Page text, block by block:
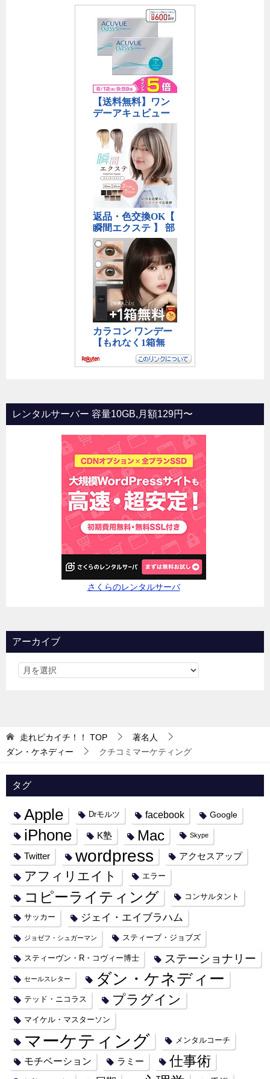
レンタルサーバー 容量10GB,月額129円〜
さくらのレンタルサーバ
アーカイブ
走れピカイチ！！ TOP
著名人
ダン・ケネディー
クチコミマーケティング
タグ
Apple Drモルツ facebook Google
iPhone K塾 Mac Skype
Twitter wordpress アクセスアップ
アフィリエイト エラー
コピーライティング コンサルタント
サッカー ジェイ・エイブラハム
ジョゼフ・シュガーマン スティーブ・ジョブズ
スティーヴン・R・コヴィー博士 ステーショナリー
セールスレター ダン・ケネディー
テッド・ニコラス プラグイン
マイケル・マスターソン
マーケティング メンタルコーチ
モチベーション ラミー 仕事術